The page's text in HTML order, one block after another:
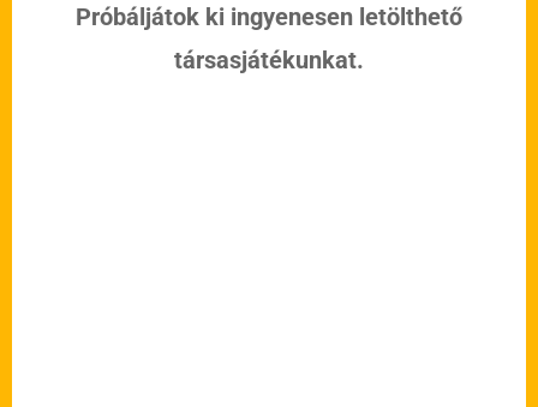
Próbáljátok ki ingyenesen letölthető
társasjátékunkat.